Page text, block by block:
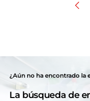
¿Aún no ha encontrado la
La búsqueda de